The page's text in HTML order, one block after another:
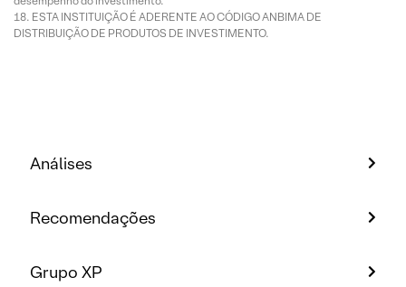
ESTA INSTITUIÇÃO É ADERENTE AO CÓDIGO ANBIMA DE
DISTRIBUIÇÃO DE PRODUTOS DE INVESTIMENTO.
Análises
Recomendações
Grupo XP